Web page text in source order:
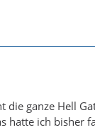
ganze Hell
hatte ich bisher